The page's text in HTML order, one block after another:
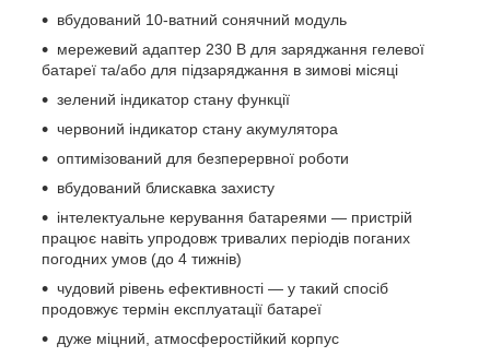
вбудований 10-ватний сонячний модуль
мережевий адаптер 230 В для заряджання гелевої
батареї та/або для підзаряджання в зимові місяці
зелений індикатор стану функції
червоний індикатор стану акумулятора
оптимізований для безперервної роботи
вбудований блискавка захисту
інтелектуальне керування батареями — пристрій
працює навіть упродовж тривалих періодів поганих
погодних умов (до 4 тижнів)
чудовий рівень ефективності — у такий спосіб
продовжує термін експлуатації батареї
дуже міцний, атмосферостійкий корпус